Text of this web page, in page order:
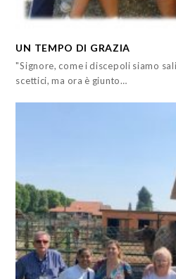
UN TEMPO DI GRAZIA
"Signore, come i discepoli siamo
scettici, ma ora è giunto…